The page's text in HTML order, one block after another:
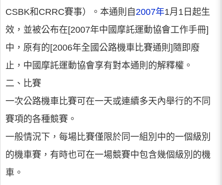
CSBK和CRRC賽事）。本通則自 2007年1月1日起生
效，並被公布在[2007年中國摩託運動協會工作手冊]
中，原有的[2006年全國公路機車比賽通則]隨即廢
止，中國摩託運動協會享有對本通則的解釋權。
二、比賽
一次公路機車比賽可在一天或連續多天內舉行的不同
賽項的各種競賽。
一般情況下，每場比賽僅限於同一組別中的一個級別
的機車賽，有時也可在一場競賽中包含幾個級別的機
車。